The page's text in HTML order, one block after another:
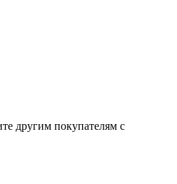
другим покупателям с